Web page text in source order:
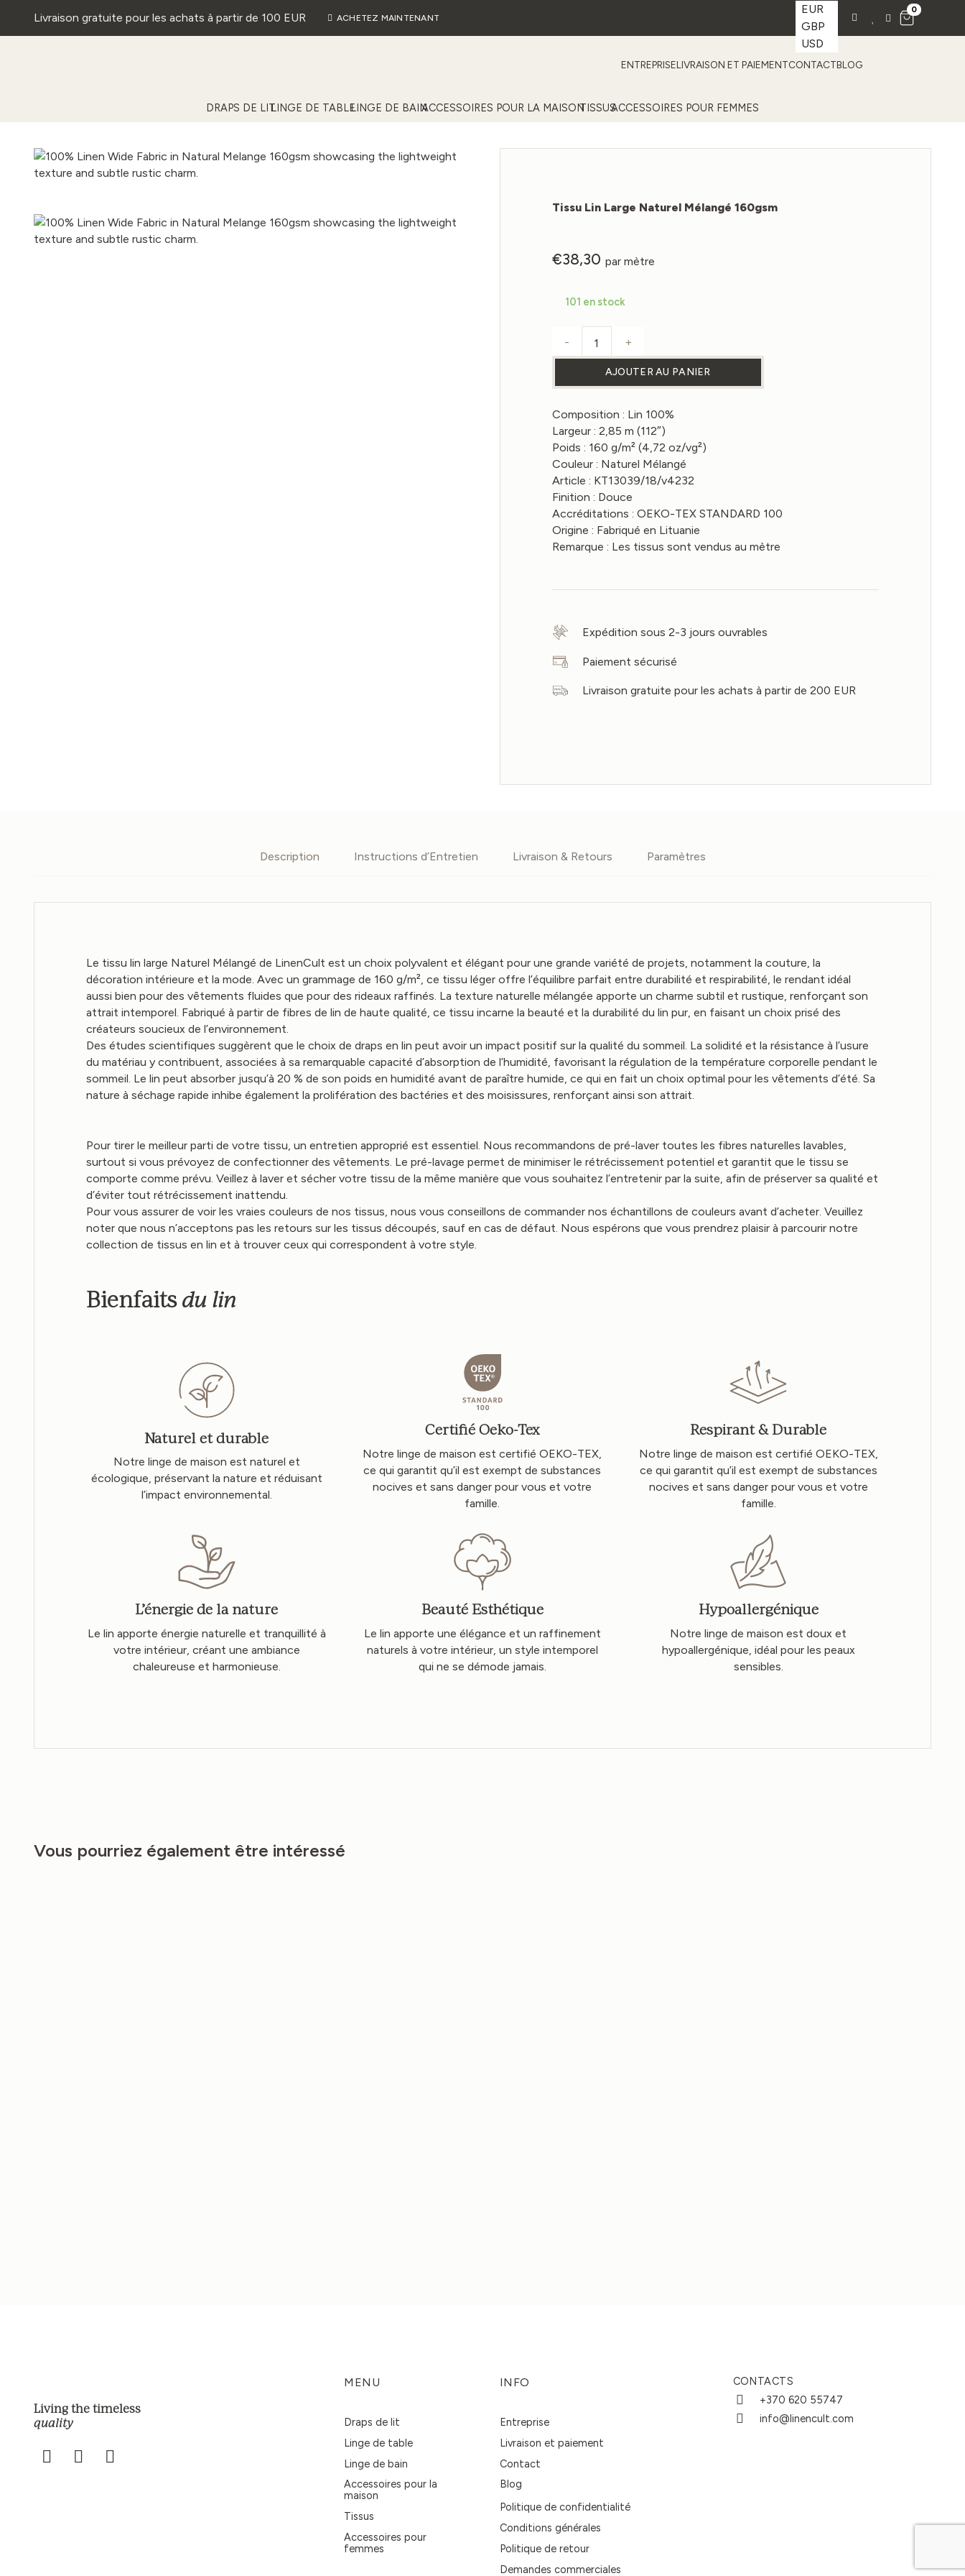
Livraison gratuite pour les achats à partir de 100 EUR ACHETEZ MAINTENANT
EUR
GBP
USD
0
ENTREPRISELIVRAISON ET PAIEMENTCONTACTBLOG
DRAPS DE LITLINGE DE TABLELINGE DE BAINACCESSOIRES POUR LA MAISONTISSUSACCESSOIRES POUR FEMMES
Tissu Lin Large Naturel Mélangé 160gsm
€38,30 par mètre
101 en stock
quantité de Tissu Lin Large Naturel Mélangé 160gsm
- +
AJOUTER AU PANIER
Composition : Lin 100%
Largeur : 2,85 m (112″)
Poids : 160 g/m² (4,72 oz/vg²)
Couleur : Naturel Mélangé
Article : KT13039/18/v4232
Finition : Douce
Accréditations : OEKO-TEX STANDARD 100
Origine : Fabriqué en Lituanie
Remarque : Les tissus sont vendus au mètre
Expédition sous 2-3 jours ouvrables
Paiement sécurisé
Livraison gratuite pour les achats à partir de 200 EUR
Description Instructions d’Entretien Livraison & Retours Paramètres
Le tissu lin large Naturel Mélangé de LinenCult est un choix polyvalent et élégant pour une grande variété de projets, notamment la couture, la
décoration intérieure et la mode. Avec un grammage de 160 g/m², ce tissu léger offre l’équilibre parfait entre durabilité et respirabilité, le rendant idéal
aussi bien pour des vêtements fluides que pour des rideaux raffinés. La texture naturelle mélangée apporte un charme subtil et rustique, renforçant son
attrait intemporel. Fabriqué à partir de fibres de lin de haute qualité, ce tissu incarne la beauté et la durabilité du lin pur, en faisant un choix prisé des
créateurs soucieux de l’environnement.
Des études scientifiques suggèrent que le choix de draps en lin peut avoir un impact positif sur la qualité du sommeil. La solidité et la résistance à l’usure
du matériau y contribuent, associées à sa remarquable capacité d’absorption de l’humidité, favorisant la régulation de la température corporelle pendant le
sommeil. Le lin peut absorber jusqu’à 20 % de son poids en humidité avant de paraître humide, ce qui en fait un choix optimal pour les vêtements d’été. Sa
nature à séchage rapide inhibe également la prolifération des bactéries et des moisissures, renforçant ainsi son attrait.
Pour tirer le meilleur parti de votre tissu, un entretien approprié est essentiel. Nous recommandons de pré-laver toutes les fibres naturelles lavables,
surtout si vous prévoyez de confectionner des vêtements. Le pré-lavage permet de minimiser le rétrécissement potentiel et garantit que le tissu se
comporte comme prévu. Veillez à laver et sécher votre tissu de la même manière que vous souhaitez l’entretenir par la suite, afin de préserver sa qualité et
d’éviter tout rétrécissement inattendu.
Pour vous assurer de voir les vraies couleurs de nos tissus, nous vous conseillons de commander nos échantillons de couleurs avant d’acheter. Veuillez
noter que nous n’acceptons pas les retours sur les tissus découpés, sauf en cas de défaut. Nous espérons que vous prendrez plaisir à parcourir notre
collection de tissus en lin et à trouver ceux qui correspondent à votre style.
Bienfaitsdu lin
Naturel et durable
Notre linge de maison est naturel et
écologique, préservant la nature et réduisant
l’impact environnemental.
Certifié Oeko-Tex
Notre linge de maison est certifié OEKO-TEX,
ce qui garantit qu’il est exempt de substances
nocives et sans danger pour vous et votre
famille.
Respirant & Durable
Notre linge de maison est certifié OEKO-TEX,
ce qui garantit qu’il est exempt de substances
nocives et sans danger pour vous et votre
famille.
L’énergie de la nature
Le lin apporte énergie naturelle et tranquillité à
votre intérieur, créant une ambiance
chaleureuse et harmonieuse.
Beauté Esthétique
Le lin apporte une élégance et un raffinement
naturels à votre intérieur, un style intemporel
qui ne se démode jamais.
Hypoallergénique
Notre linge de maison est doux et
hypoallergénique, idéal pour les peaux
sensibles.
Vous pourriez également être intéressé
Living the timeless
quality
MENU
Draps de lit
Linge de table
Linge de bain
Accessoires pour la
maison
Tissus
Accessoires pour
femmes
INFO
Entreprise
Livraison et paiement
Contact
Blog
Politique de confidentialité
Conditions générales
Politique de retour
Demandes commerciales
CONTACTS
+370 620 55747
info@linencult.com